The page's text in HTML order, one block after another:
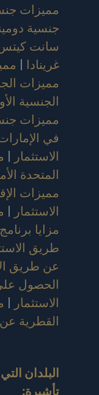
مميزات
جنسية
سانت
غرينادا |
مميزات
الجنسية
مميزات
في
الاستثمار |
المتحدة
مميزات
الاستثمار |
مزايا
طريق
عن طريق
الحصول
الاستثمار |
القطرية
البلدان
تأشيرة: